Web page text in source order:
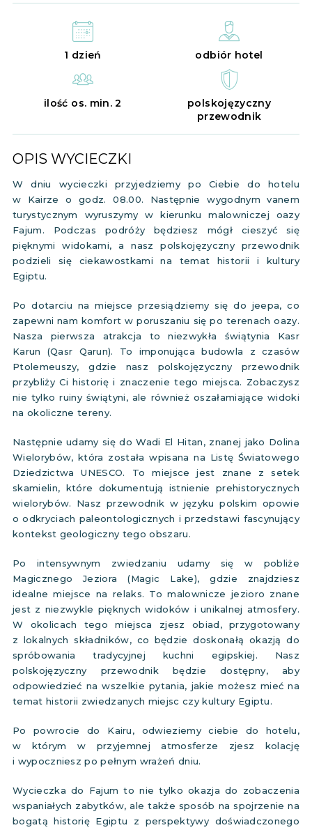
1 dzień odbiór hotel
ilość os. min. 2
polskojęzyczny
przewodnik
OPIS WYCIECZKI
W dniu wycieczki przyjedziemy po Ciebie do hotelu
w Kairze o godz. 08.00. Następnie wygodnym vanem
turystycznym wyruszymy w kierunku malowniczej oazy
Fajum. Podczas podróży będziesz mógł cieszyć się
pięknymi widokami, a nasz polskojęzyczny przewodnik
podzieli się ciekawostkami na temat historii i kultury
Egiptu.
Po dotarciu na miejsce przesiądziemy się do jeepa, co
zapewni nam komfort w poruszaniu się po terenach oazy.
Nasza pierwsza atrakcja to niezwykła świątynia Kasr
Karun (Qasr Qarun). To imponująca budowla z czasów
Ptolemeuszy, gdzie nasz polskojęzyczny przewodnik
przybliży Ci historię i znaczenie tego miejsca. Zobaczysz
nie tylko ruiny świątyni, ale również oszałamiające widoki
na okoliczne tereny.
Następnie udamy się do Wadi El Hitan, znanej jako Dolina
Wielorybów, która została wpisana na Listę Światowego
Dziedzictwa UNESCO. To miejsce jest znane z setek
skamielin, które dokumentują istnienie prehistorycznych
wielorybów. Nasz przewodnik w języku polskim opowie
o odkryciach paleontologicznych i przedstawi fascynujący
kontekst geologiczny tego obszaru.
Po intensywnym zwiedzaniu udamy się w pobliże
Magicznego Jeziora (Magic Lake), gdzie znajdziesz
idealne miejsce na relaks. To malownicze jezioro znane
jest z niezwykle pięknych widoków i unikalnej atmosfery.
W okolicach tego miejsca zjesz obiad, przygotowany
z lokalnych składników, co będzie doskonałą okazją do
spróbowania tradycyjnej kuchni egipskiej. Nasz
polskojęzyczny przewodnik będzie dostępny, aby
odpowiedzieć na wszelkie pytania, jakie możesz mieć na
temat historii zwiedzanych miejsc czy kultury Egiptu.
Po powrocie do Kairu, odwieziemy ciebie do hotelu,
w którym w przyjemnej atmosferze zjesz kolację
i wypoczniesz po pełnym wrażeń dniu.
Wycieczka do Fajum to nie tylko okazja do zobaczenia
wspaniałych zabytków, ale także sposób na spojrzenie na
bogatą historię Egiptu z perspektywy doświadczonego